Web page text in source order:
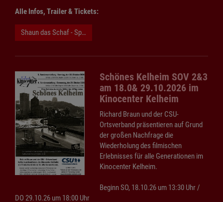
Alle Infos, Trailer & Tickets:
Shaun das Schaf - Spuk im Kürbisfeld
Schönes Kelheim SOV 2&3
am 18.0& 29.10.2026 im
Kinocenter Kelheim
Richard Braun und der CSU-
Ortsverband präsentieren auf Grund
der großen Nachfrage die
Wiederholung des filmischen
Erlebnisses für alle Generationen im
Kinocenter Kelheim.
Beginn SO, 18.10.26 um 13:30 Uhr /
DO 29.10.26 um 18:00 Uhr